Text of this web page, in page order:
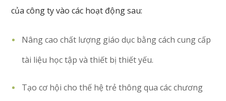
của công ty vào các hoạt động sau:
Nâng cao chất lượng giáo dục bằng cách cung cấp
tài liệu học tập và thiết bị thiết yếu.
Tạo cơ hội cho thế hệ trẻ thông qua các chương